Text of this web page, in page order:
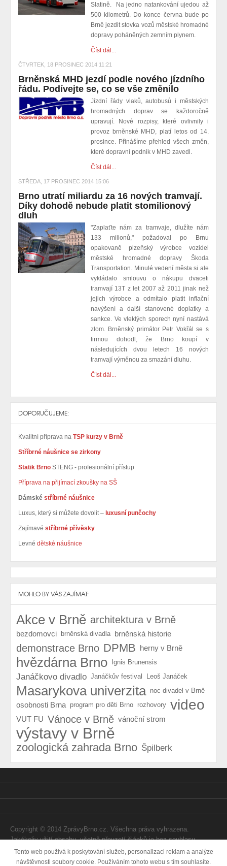
Slatině.
Na jedno natankování ujedou až
500 kilometrů. Do konce června bude po
Brně jezdit stovka vozů městské hromadné
dopravy poháněných zemním plynem.
Číst dál...
ČTVRTEK, 18 PROSINEC 2014 11:21
Brněnská MHD jezdí podle nového jízdního
řádu. Podívejte se, co se vše změnilo
Jízdní řády vlaků, autobusů i městských
hromadných doprav se každoročně
upravují. Nové rozpisy, které ovlivnily i
provoz brněnské MHD, platí letos od 14.
prosince. Přinášíme přehled všech změn,
které dopravní podnik v MHD zavedl.
Číst dál...
STŘEDA, 17 PROSINEC 2014 15:06
Brno utratí miliardu za 16 nových tramvají.
Díky dohodě nebude platit stomilionový
dluh
"Zaplaťte nám za tramvaje, dlužíte nám
133 milionů," požadoval po Brnu
opakovaně plzeňský výrobce vozidel
městské hromadné dopravy Škoda
Transportation. Minulé vedení města si ale
vykládalo smlouvu o nákupu dvaceti
tramvají 13T z let 2007 až 2011 jinak než
jejich výrobce a odmítalo platit inflační
navýšení a další stanovené doplatky a
sankce. Ve vleklých sporech nyní nastává
zlom. Brněnský primátor Petr Vokřál se s
firmou dohodl, že Brno koupí v
následujících dvou letech 16 nových
tramvají výměnou za smazání dluhu.
Číst dál...
DOPORUČUJEME:
Kvalitní příprava na TSP kurzy v Brně
Stříbrné náušnice se zirkony
Statik Brno STENG - profesionální přístup
Příprava na přijímací zkoušky na SŠ
Dámské stříbrné náušnice
Luxus, který si můžete dovolit – luxusní punčochy
Zajímavé stříbrné přívěsky
Levné dětské náušnice
MOHLO BY VÁS ZAJÍMAT:
Akce v Brně architektura v Brně
bezdomovci brněnská divadla brněnská historie
demonstrace Brno DPMB herny v Brně
hvězdárna Brno Ignis Brunensis
Janáčkovo divadlo Janáčkův festival Leoš Janáček
Masarykova univerzita noc divadel v Brně
osobnosti Brna program pro děti Brno rozhovory video
VUT FU Vánoce v Brně vánoční strom
výstavy v Brně
zoologická zahrada Brno Špilberk
Copyright © 2014 ZprávyBrno.cz. Všechna práva vyhrazena.
Jakékoliv užití obsahu, včetně převzetí článků je bez souhlasu
Webtom Enterprises s.r.o. zapovězeno.
Tento web používá k poskytování služeb, personalizaci reklam a analýze
návštěvnosti soubory cookie. Používáním tohoto webu s tím souhlasíte.